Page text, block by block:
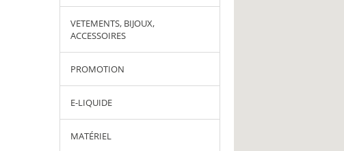
VETEMENTS, BIJOUX,
ACCESSOIRES
PROMOTION
E-LIQUIDE
MATÉRIEL